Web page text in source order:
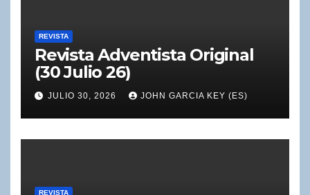
REVISTA
Revista Adventista Original
(30 Julio 26)
JULIO 30, 2026 JOHN GARCIA KEY (ES)
REVISTA